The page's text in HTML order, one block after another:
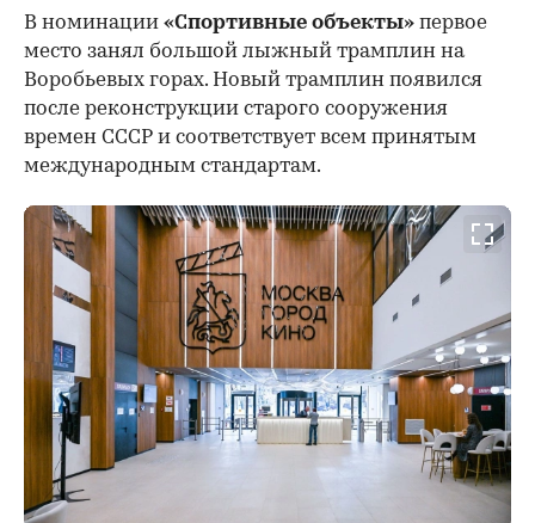
В номинации «Спортивные объекты» первое
место занял большой лыжный трамплин на
Воробьевых горах. Новый трамплин появился
после реконструкции старого сооружения
времен СССР и соответствует всем принятым
международным стандартам.